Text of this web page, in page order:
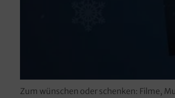
Zum wünschen oder schenken: Filme,